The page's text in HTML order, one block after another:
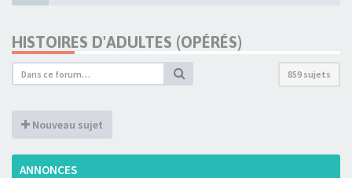
HISTOIRES D'ADULTES (OPÉRÉS)
859 sujets
Nouveau sujet
ANNONCES